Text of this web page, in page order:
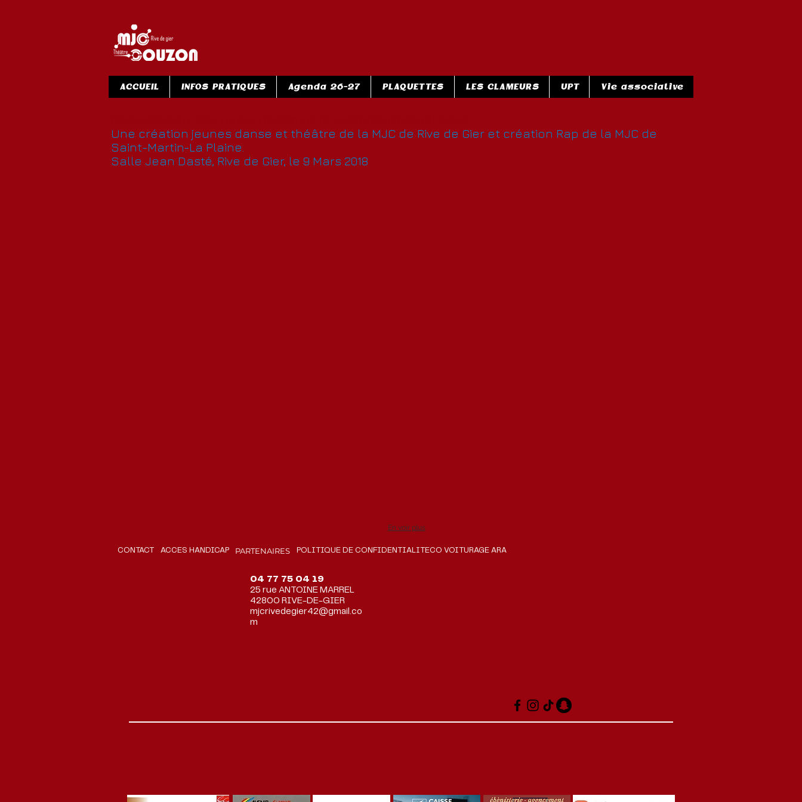
ACCUEIL INFOS PRATIQUES Agenda 26-27 PLAQUETTES LES CLAMEURS UPT Vie associative
Une création jeunes danse et théâtre de la MJC de Rive de Gier et création Rap de la MJC de
Saint-Martin-La Plaine.
Salle Jean Dasté, Rive de Gier, le 9 Mars 2018
En voir plus
CONTACT ACCES HANDICAP PARTENAIRES POLITIQUE DE CONFIDENTIALITECO VOITURAGE ARA
04 77 75 04 19
25 rue ANTOINE MARREL
42800 RIVE-DE-GIER
mjcrivedegier42@gmail.co
m